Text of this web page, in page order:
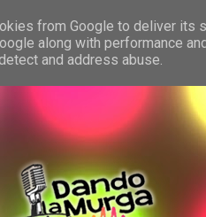
from Google to deliver its
along with performance
and address abuse.